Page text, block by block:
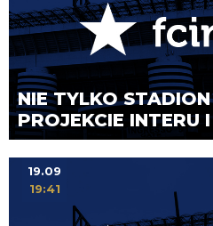
NIE TYLKO
PROJEKCIE INTERU
19.09
19:41